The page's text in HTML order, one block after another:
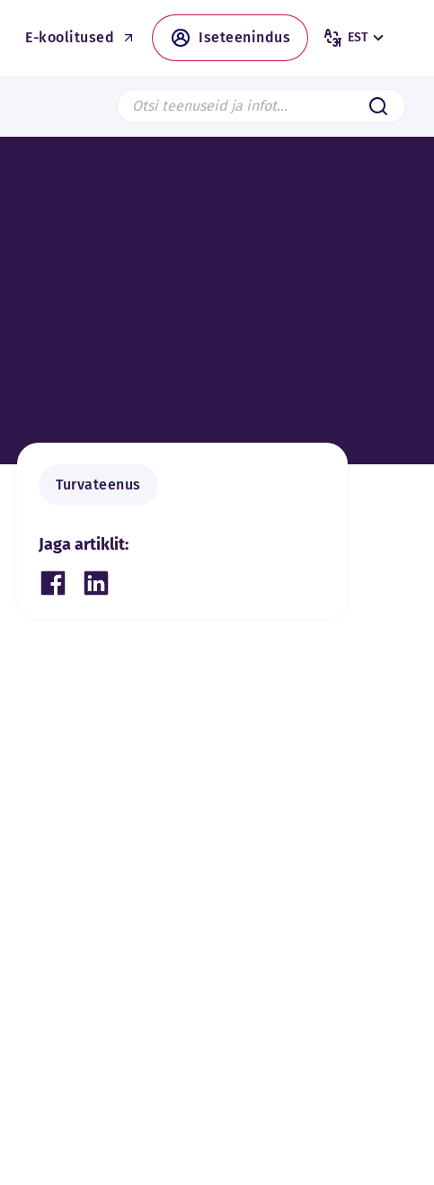
E-koolitused Iseteenindus EST
Search from page Saada
Turvateenus
Jaga artiklit:
Share on Facebook
Share on LinkedIn